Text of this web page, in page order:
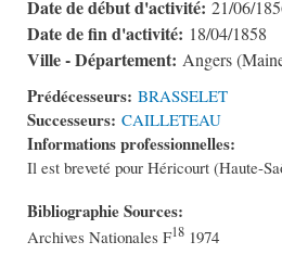
Date de début d'activité: 21/06/
Date de fin d'activité: 18/04/1858
Ville - Département: Angers
Prédécesseurs: BRASSELET
Successeurs: CAILLETEAU
Informations professionnelles:
Il est breveté pour Héricourt (Haute-
Bibliographie Sources:
Archives Nationales F18 1974